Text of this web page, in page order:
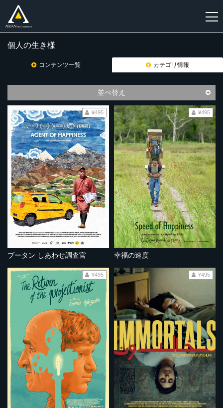
登
個人の生き様
コンテンツ一覧 カテゴリ情報
並べ替え
ブータン しあわせ調査官
¥495
幸福の速度
¥495
¥495 ¥495